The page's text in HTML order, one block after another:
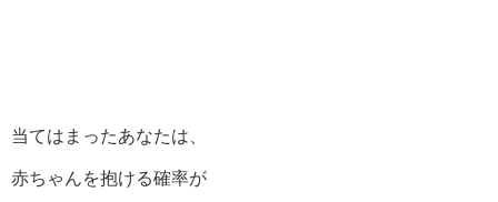
当てはまったあなたは、
赤ちゃんを抱ける確率が